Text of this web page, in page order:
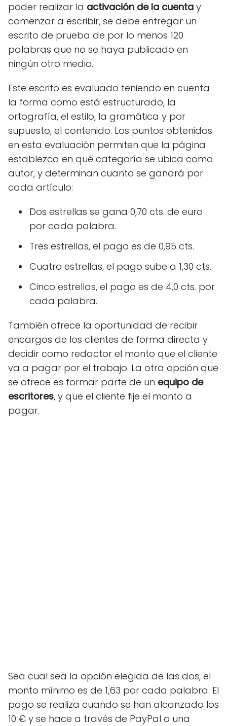
poder realizar la activación de la cuenta y
comenzar a escribir, se debe entregar un
escrito de prueba de por lo menos 120
palabras que no se haya publicado en
ningún otro medio.
Este escrito es evaluado teniendo en cuenta
la forma como está estructurado, la
ortografía, el estilo, la gramática y por
supuesto, el contenido. Los puntos obtenidos
en esta evaluación permiten que la página
establezca en qué categoría se ubica como
autor, y determinan cuanto se ganará por
cada artículo:
Dos estrellas se gana 0,70 cts. de euro
por cada palabra.
Tres estrellas, el pago es de 0,95 cts.
Cuatro estrellas, el pago sube a 1,30 cts.
Cinco estrellas, el pago es de 4,0 cts. por
cada palabra.
También ofrece la oportunidad de recibir
encargos de los clientes de forma directa y
decidir como redactor el monto que el cliente
va a pagar por el trabajo. La otra opción que
se ofrece es formar parte de un equipo de
escritores, y que el cliente fije el monto a
pagar.
Sea cual sea la opción elegida de las dos, el
monto mínimo es de 1,63 por cada palabra. El
pago se realiza cuando se han alcanzado los
10 € y se hace a través de PayPal o una